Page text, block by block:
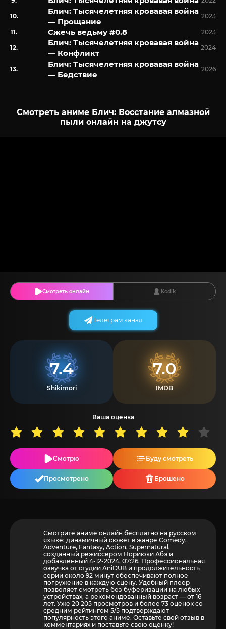
Блич: Тысячелетняя кровавая война
— Прощание
2023
Сжечь ведьму #0.8 2023
Блич: Тысячелетняя кровавая война
— Конфликт
2024
Блич: Тысячелетняя кровавая война
— Бедствие
2026
Смотреть аниме Блич: Восстание алмазной
пыли онлайн на джутсу
Смотреть онлайн Kodik
7.4
Shikimori
7.0
IMDB
Ваша оценка
Смотрю Буду смотреть
Просмотрено Брошено
Телеграм канал
Смотрите аниме онлайн бесплатно на русском
языке: динамичный сюжет в жанре Comedy,
Adventure, Fantasy, Action, Supernatural,
созданный режиссёром Нориюки Абэ и
добавленный 4-12-2024, 07:26. Профессиональная
озвучка от студии AniDUB и продолжительность
серии около 92 минут обеспечивают полное
погружение в каждую сцену. Удобный плеер
позволяет смотреть без буферизации на любых
устройствах, а рекомендованный возраст — от 16
лет. Уже 20 205 просмотров и более 73 оценок со
средним рейтингом 5/5 подтверждают
популярность этого аниме. Оставьте свой отзыв в
комментариях и поставьте свою оценку!